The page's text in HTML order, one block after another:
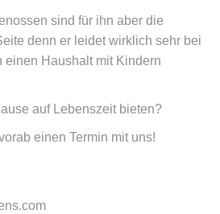
sind für ihn aber die
denn er leidet wirklich sehr bei
einen Haushalt mit Kindern
auf Lebenszeit bieten?
einen Termin mit uns!